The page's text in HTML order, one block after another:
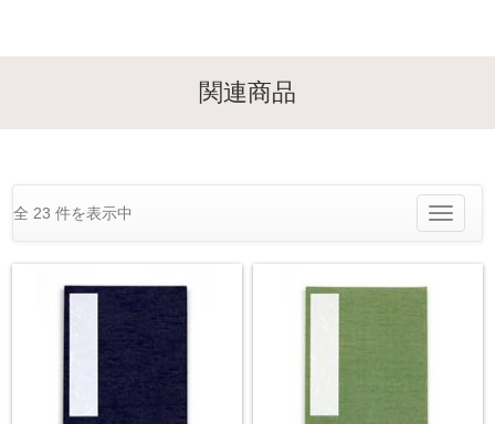
関連商品
Toggle
全 23 件を表示中